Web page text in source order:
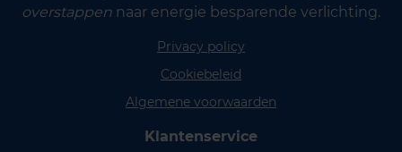
overstappen naar energie besparende verlichting.
Privacy policy
Cookiebeleid
Algemene voorwaarden
Klantenservice